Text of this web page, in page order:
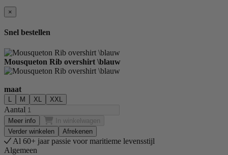
×
Snel bestellen
Mousqueton Rib overshirt \blauw
maat
L M XL XXL
Aantal
Meer info
In winkelwagen
Verder winkelen
Afrekenen
Al 60+ jaar passie voor maritieme levensstijl
Algemeen